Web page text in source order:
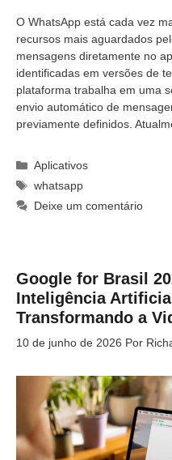
O WhatsApp está cada vez
recursos mais aguardados
mensagens diretamente no
identificadas em versões de
plataforma trabalha em uma
envio automático de
previamente definidos.
Categorias
Aplicativos
Tags
whatsapp
Deixe um comentário
Google for Brasil
Inteligência
Transformando a
10 de junho de 2026 Por